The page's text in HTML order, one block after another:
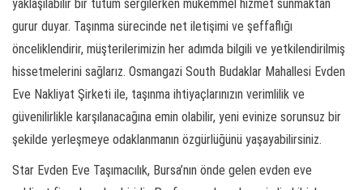
yaklaşılabilir bir tutum sergilerken mükemmel hizmet sunmaktan
gurur duyar. Taşınma sürecinde net iletişimi ve şeffaflığı
önceliklendirir, müşterilerimizin her adımda bilgili ve yetkilendirilmiş
hissetmelerini sağlarız. Osmangazi South Budaklar Mahallesi Evden
Eve Nakliyat Şirketi ile, taşınma ihtiyaçlarınızın verimlilik ve
güvenilirlikle karşılanacağına emin olabilir, yeni evinize sorunsuz bir
şekilde yerleşmeye odaklanmanın özgürlüğünü yaşayabilirsiniz.
Star Evden Eve Taşımacılık, Bursa’nın önde gelen evden eve